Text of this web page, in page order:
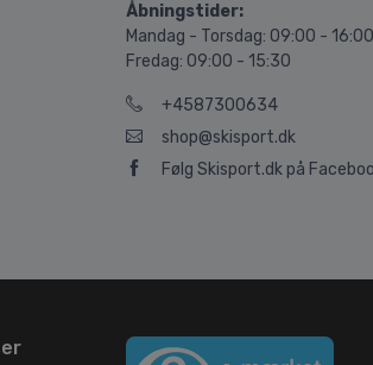
Åbningstider:
Mandag - Torsdag: 09:00 - 16:00
Fredag: 09:00 - 15:30
+4587300634
shop@skisport.dk
Følg Skisport.dk på